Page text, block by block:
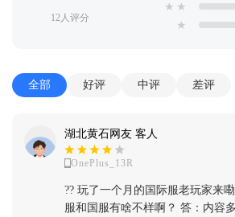
12人评分
★ ★
★
全部 好评 中评 差评
湖北黄石网友 客人
OnePlus_13R
?? 玩了一个月的国际服老玩家来
服和国服有啥不样啊？ 答：内容